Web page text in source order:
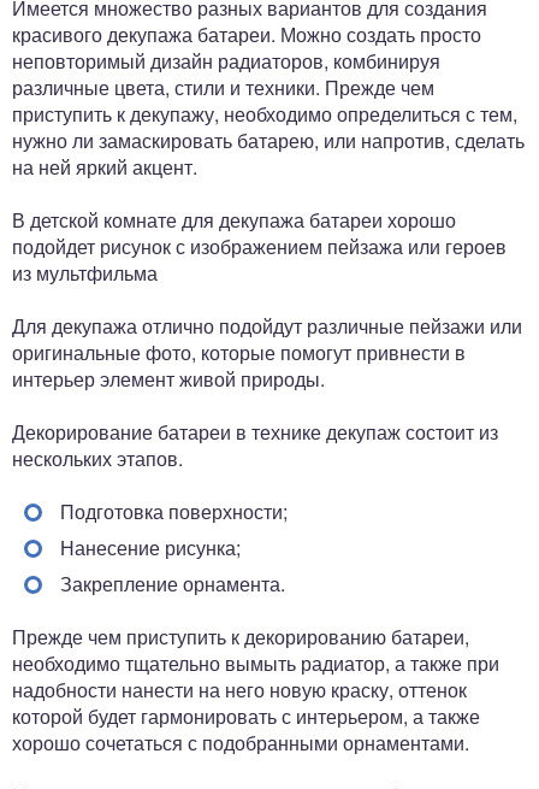
Имеется множество разных вариантов для создания
красивого декупажа батареи. Можно создать просто
неповторимый дизайн радиаторов, комбинируя
различные цвета, стили и техники. Прежде чем
приступить к декупажу, необходимо определиться с тем,
нужно ли замаскировать батарею, или напротив, сделать
на ней яркий акцент.
В детской комнате для декупажа батареи хорошо
подойдет рисунок с изображением пейзажа или героев
из мультфильма
Для декупажа отлично подойдут различные пейзажи или
оригинальные фото, которые помогут привнести в
интерьер элемент живой природы.
Декорирование батареи в технике декупаж состоит из
нескольких этапов.
Подготовка поверхности;
Нанесение рисунка;
Закрепление орнамента.
Прежде чем приступить к декорированию батареи,
необходимо тщательно вымыть радиатор, а также при
надобности нанести на него новую краску, оттенок
которой будет гармонировать с интерьером, а также
хорошо сочетаться с подобранными орнаментами.